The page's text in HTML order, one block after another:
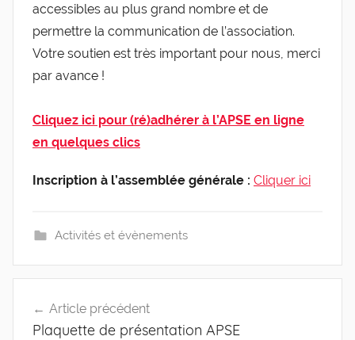
accessibles au plus grand nombre et de
permettre la communication de l’association.
Votre soutien est très important pour nous, merci
par avance !
Cliquez ici pour (ré)adhérer à l’APSE en ligne
en quelques clics
Inscription à l’assemblée générale : Cliquer ici
Activités et évènements
de
Article précédent
Plaquette de présentation APSE